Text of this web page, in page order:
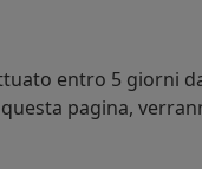
entro 5 giorni
pagina,